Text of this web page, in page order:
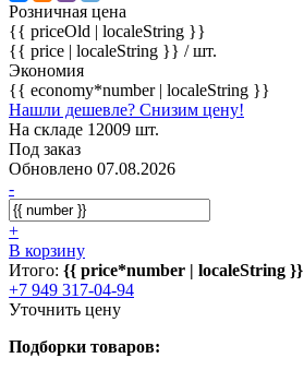
Розничная цена
{{ priceOld | localeString }}
{{ price | localeString }} / шт.
Экономия
{{ economy*number | localeString }}
Нашли дешевле? Снизим цену!
На складе 12009 шт.
Под заказ
Обновлено 07.08.2026
-
+
В корзину
Итого: {{ price*number | localeString }}
+7 949 317-04-94
Уточнить цену
Подборки товаров: